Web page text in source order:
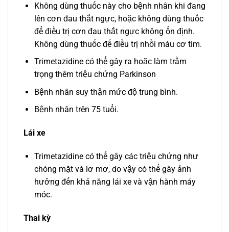
Không dùng thuốc này cho bệnh nhân khi đang
lên cơn đau thắt ngực, hoặc không dùng thuốc
để điều trị cơn đau thắt ngực không ổn định.
Không dùng thuốc để điều trị nhồi máu cơ tim.
Trimetazidine có thể gây ra hoặc làm trầm
trọng thêm triệu chứng Parkinson
Bệnh nhân suy thận mức độ trung bình.
Bệnh nhân trên 75 tuổi.
Lái xe
Trimetazidine có thể gây các triệu chứng như
chóng mặt và lơ mơ, do vậy có thể gây ảnh
hưởng đến khả năng lái xe và vận hành máy
móc.
Thai kỳ